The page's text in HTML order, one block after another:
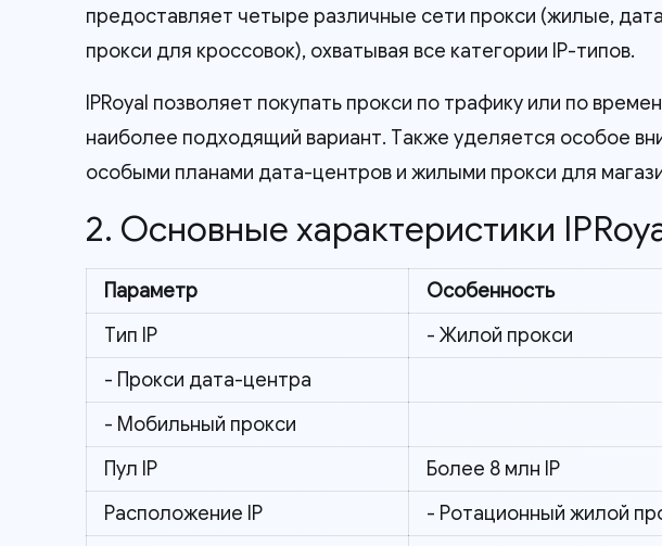
предоставляет четыре различные сети прокси (жилые,
прокси для кроссовок), охватывая все категории IP-типов.
IPRoyal позволяет покупать прокси по трафику или по
наиболее подходящий вариант. Также уделяется особое
особыми планами дата-центров и жилыми прокси для
2. Основные характеристики
Параметр
Особенность
Тип IP
- Жилой прокси
- Прокси дата-центра
- Мобильный прокси
Пул IP
Более 8 млн IP
Расположение IP
- Ротационный жилой